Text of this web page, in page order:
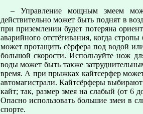
– Управление мощным змеем
действительно может быть поднят в
при приземлении будет потеряна
аварийного отстёгивания, когда
может протащить сёрфера под водой
большой скорости. Используйте нож
воды может быть также
время. А при прыжках кайтсерфер
автомагистрали. Кайтсёрферы
кайт; так, размер змея на слабый (от 6
Опасно использовать большие змеи в
спорте.